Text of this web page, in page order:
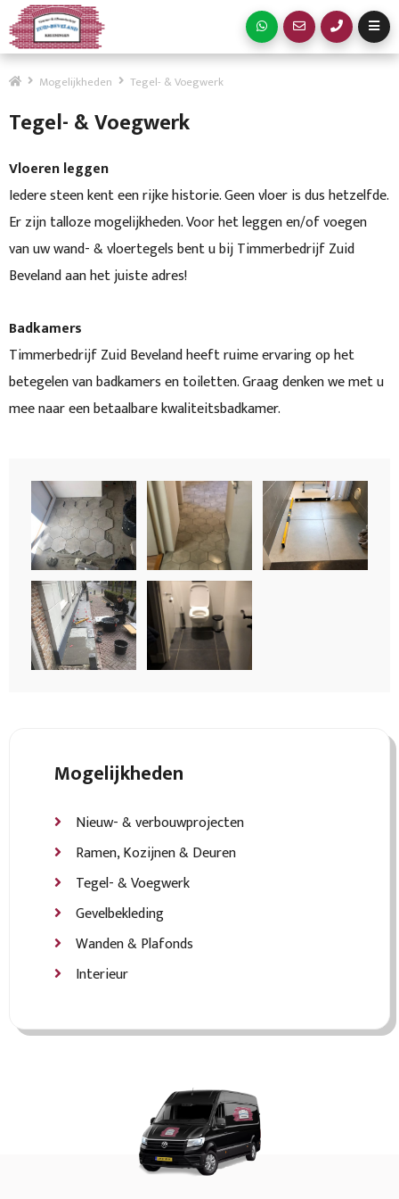
Mogelijkheden Tegel- & Voegwerk
Tegel- & Voegwerk
Vloeren leggen
Iedere steen kent een rijke historie. Geen vloer is dus hetzelfde.
Er zijn talloze mogelijkheden. Voor het leggen en/of voegen
van uw wand- & vloertegels bent u bij Timmerbedrijf Zuid
Beveland aan het juiste adres!
Badkamers
Timmerbedrijf Zuid Beveland heeft ruime ervaring op het
betegelen van badkamers en toiletten. Graag denken we met u
mee naar een betaalbare kwaliteitsbadkamer.
Mogelijkheden
Nieuw- & verbouwprojecten
Ramen, Kozijnen & Deuren
Tegel- & Voegwerk
Gevelbekleding
Wanden & Plafonds
Interieur